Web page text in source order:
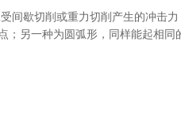
歇切削或重力切削产生的冲击
另一种为圆弧形，同样能起相